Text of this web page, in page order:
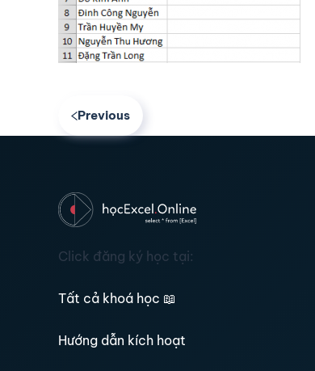
Previous
Click đăng ký học tại:
Tất cả khoá học 📖
Hướng dẫn kích hoạt